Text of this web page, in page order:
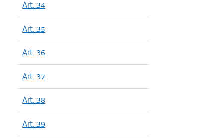
Art. 34
Art. 35
Art. 36
Art. 37
Art. 38
Art. 39